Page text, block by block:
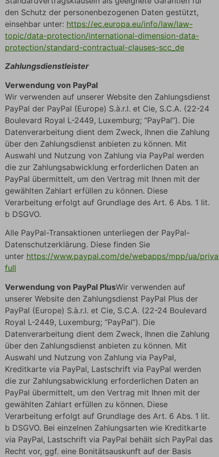
den Schutz der personenbezogenen Daten gestützt,
einsehbar unter: https://ec.europa.eu/info/law/law-
topic/data-protection/international-dimension-data-
protection/standard-contractual-clauses-scc_de
Zahlungsdienstleister
Verwendung von PayPal
Wir verwenden auf unserer Website den Zahlungsdienst
PayPal der PayPal (Europe) S.à.r.l. et Cie, S.C.A. (22-24
Boulevard Royal L-2449, Luxemburg; “PayPal”). Die
Datenverarbeitung dient dem Zweck, Ihnen die Zahlung
über den Zahlungsdienst anbieten zu können. Mit
Auswahl und Nutzung von Zahlung via PayPal werden
die zur Zahlungsabwicklung erforderlichen Daten an
PayPal übermittelt, um den Vertrag mit Ihnen mit der
gewählten Zahlart erfüllen zu können. Diese
Verarbeitung erfolgt auf Grundlage des Art. 6 Abs. 1 lit.
b DSGVO.
Alle PayPal-Transaktionen unterliegen der PayPal-
Datenschutzerklärung. Diese finden Sie
unter https://www.paypal.com/de/webapps/mpp/ua/
full
Verwendung von PayPal PlusWir verwenden auf
unserer Website den Zahlungsdienst PayPal Plus der
PayPal (Europe) S.à.r.l. et Cie, S.C.A. (22-24 Boulevard
Royal L-2449, Luxemburg; “PayPal”). Die
Datenverarbeitung dient dem Zweck, Ihnen die Zahlung
über den Zahlungsdienst anbieten zu können. Mit
Auswahl und Nutzung von Zahlung via PayPal,
Kreditkarte via PayPal, Lastschrift via PayPal werden
die zur Zahlungsabwicklung erforderlichen Daten an
PayPal übermittelt, um den Vertrag mit Ihnen mit der
gewählten Zahlart erfüllen zu können. Diese
Verarbeitung erfolgt auf Grundlage des Art. 6 Abs. 1 lit.
b DSGVO. Bei einzelnen Zahlungsarten wie Kreditkarte
via PayPal, Lastschrift via PayPal behält sich PayPal das
Recht vor, ggf. eine Bonitätsauskunft auf der Basis